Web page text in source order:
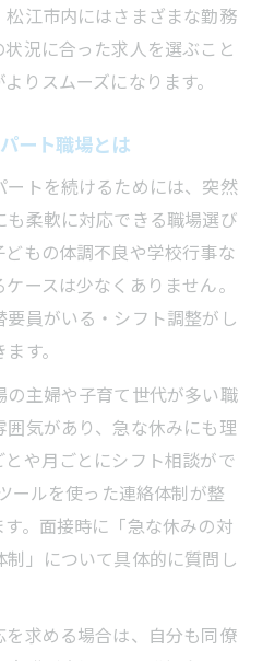
江市内にはさまざまな勤務
況に合った求人を選ぶこと
りスムーズになります。
ート職場とは
トを続けるためには、突然
柔軟に対応できる職場選び
もの体調不良や学校行事な
ースは少なくありません。
員がいる・シフト調整がし
す。
主婦や子育て世代が多い職
気があり、急な休みにも理
や月ごとにシフト相談がで
ールを使った連絡体制が整
。面接時に「急な休みの対
」について具体的に質問し
求める場合は、自分も同僚